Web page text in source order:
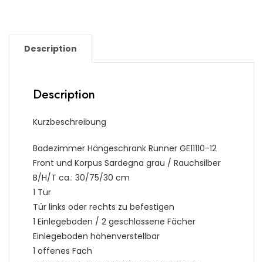
Description
Description
Kurzbeschreibung
Badezimmer Hängeschrank Runner GE11110-12
Front und Korpus Sardegna grau / Rauchsilber
B/H/T ca.: 30/75/30 cm
1 Tür
Tür links oder rechts zu befestigen
1 Einlegeboden / 2 geschlossene Fächer
Einlegeboden höhenverstellbar
1 offenes Fach